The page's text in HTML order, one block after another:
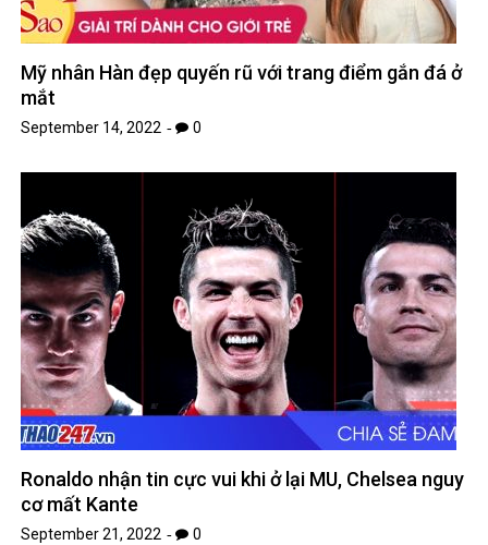
Mỹ nhân Hàn đẹp quyến rũ với trang điểm gắn đá ở
mắt
September 14, 2022 0
Ronaldo nhận tin cực vui khi ở lại MU, Chelsea nguy
cơ mất Kante
September 21, 2022 0